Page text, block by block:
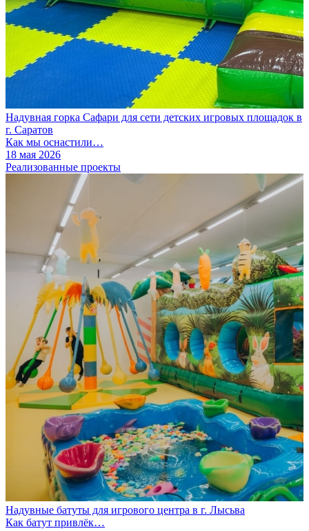
Надувная горка Сафари для сети детских игровых площадок в
г. Саратов
Как мы оснастили…
18 мая 2026
Реализованные проекты
Надувные батуты для игрового центра в г. Лысьва
Как батут привлёк…